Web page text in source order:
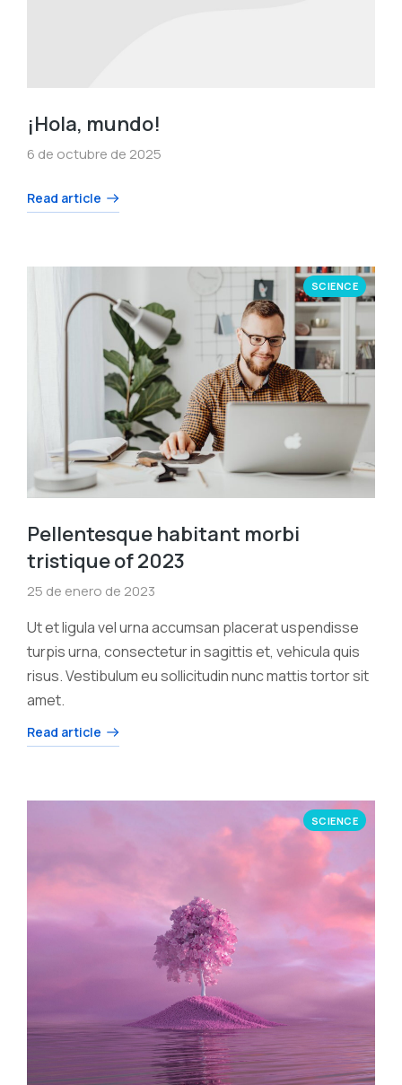
¡Hola, mundo!
6 de octubre de 2025
Read article
SCIENCE
Pellentesque habitant morbi
tristique of 2023
25 de enero de 2023
Ut et ligula vel urna accumsan placerat uspendisse
turpis urna, consectetur in sagittis et, vehicula quis
risus. Vestibulum eu sollicitudin nunc mattis tortor sit
amet.
Read article
SCIENCE